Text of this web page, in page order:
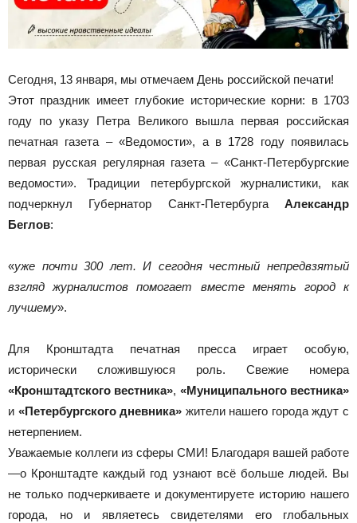
Сегодня, 13 января, мы отмечаем День российской печати!
Этот праздник имеет глубокие исторические корни: в 1703
году по указу Петра Великого вышла первая российская
печатная газета – «Ведомости», а в 1728 году появилась
первая русская регулярная газета – «Санкт-Петербургские
ведомости». Традиции петербургской журналистики, как
подчеркнул Губернатор Санкт-Петербурга Александр
Беглов:
«уже почти 300 лет. И сегодня честный непредвзятый
взгляд журналистов помогает вместе менять город к
лучшему».
Для Кронштадта печатная пресса играет особую,
исторически сложившуюся роль. Свежие номера
«Кронштадтского вестника», «Муниципального вестника»
и «Петербургского дневника» жители нашего города ждут с
нетерпением.
Уважаемые коллеги из сферы СМИ! Благодаря вашей работе
—о Кронштадте каждый год узнают всё больше людей. Вы
не только подчеркиваете и документируете историю нашего
города, но и являетесь свидетелями его глобальных